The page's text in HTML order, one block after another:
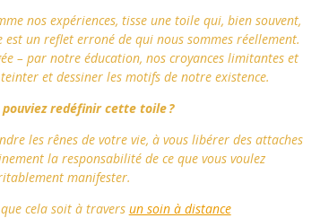
nos expériences, tisse une toile qui, bien souvent,
un reflet erroné de qui nous sommes réellement.
– par notre éducation, nos croyances limitantes et
et dessiner les motifs de notre existence.
pouviez redéfinir cette toile ?
les rênes de votre vie, à vous libérer des attaches
la responsabilité de ce que vous voulez
manifester.
cela soit à travers un soin à distance